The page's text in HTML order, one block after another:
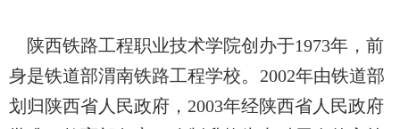
陕西铁路工程职业技术学院创办于1973年，前
身是铁道部渭南铁路工程学校。 2002年由铁道部
划归陕西省人民政府， 2003年经陕西省人民政府